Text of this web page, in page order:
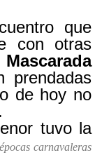
que
con otras
Mascarada
prendadas
de hoy no
tuvo la
épocas carnavaleras